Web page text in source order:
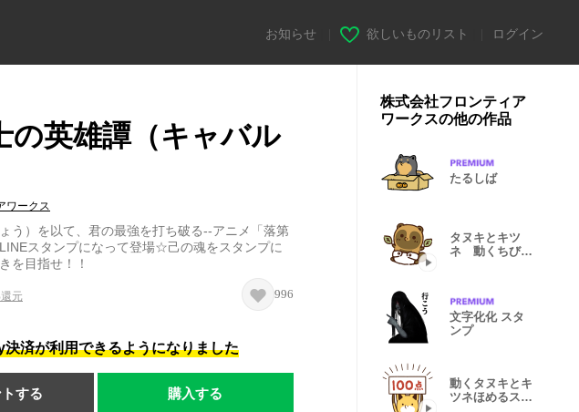
お知らせ 欲しいものリスト ログイン
の英雄譚（キャバル
ワークス
う）を以て、君の最強を打ち破る--アニメ「落第
スタンプになって登場☆己の魂をスタンプに
を目指せ！！
元 996
済が利用できるようになりました
する 購入する
株式会社フロンティア
ワークスの他の作品
たるしば
タヌキとキツ
ネ 動くちびっ
文字化化 スタ
ンプ
動くタヌキとキ
ツネほめるスタ